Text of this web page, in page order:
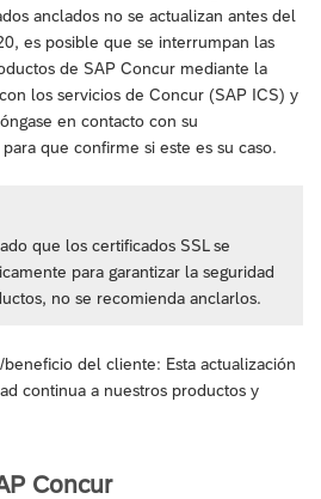
anclados no se actualizan antes del
es posible que se interrumpan las
de SAP Concur mediante la
los servicios de Concur (SAP ICS) y
en contacto con su
que confirme si este es su caso.
que los certificados SSL se
para garantizar la seguridad
no se recomienda anclarlos.
del cliente: Esta actualización
continua a nuestros productos y
Concur